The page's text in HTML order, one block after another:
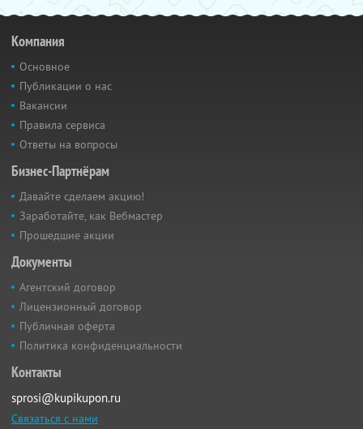
Компания
Основное
Публикации о нас
Вакансии
Правила сервиса
Ответы на вопросы
Бизнес-Партнёрам
Давайте сделаем акцию!
Заработайте, как Вебмастер
Прошедшие акции
Документы
Агентский договор
Лицензионный договор
Публичная оферта
Политика конфиденциальности
Контакты
sprosi@kupikupon.ru
Связаться с нами